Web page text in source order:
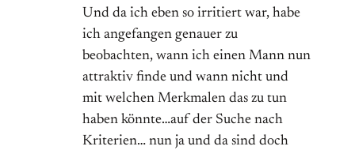
Und da ich eben so irritiert war, habe
ich angefangen genauer zu
beobachten, wann ich einen Mann nun
attraktiv finde und wann nicht und
mit welchen Merkmalen das zu tun
haben könnte…auf der Suche nach
Kriterien… nun ja und da sind doch